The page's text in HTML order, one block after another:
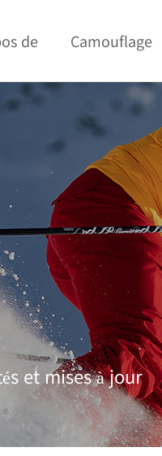
et mises à jour
de Camouflage